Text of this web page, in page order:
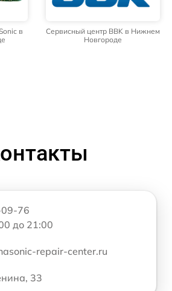
в
Сервисный центр BBK в Нижнем
Новгороде
76
до 21:00
repair-center.ru
33